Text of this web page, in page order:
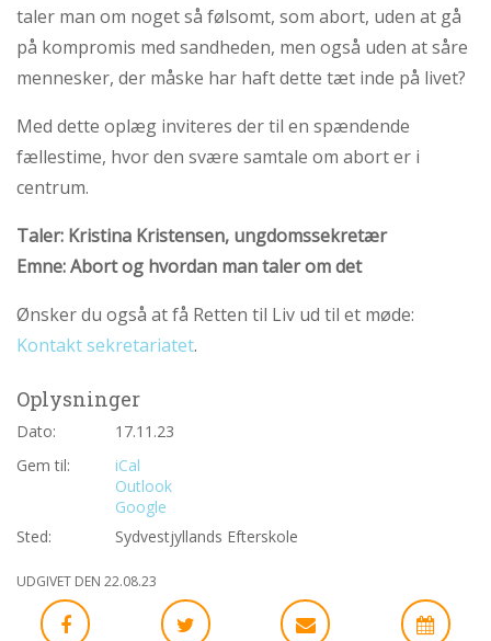
aktioner
2.3:
2.5:
Abortlinien
2.6:
Unge
2.7:
Pro
Life
2.8:
Nyhedsbrev
4.0:
Webshop
taler man om noget så følsomt, som abort, uden at gå
på kompromis med sandheden, men også uden at såre
mennesker, der måske har haft dette tæt inde på livet?
Med dette oplæg inviteres der til en spændende
fællestime, hvor den svære samtale om abort er i
centrum.
Taler: Kristina Kristensen, ungdomssekretær
Emne: Abort og hvordan man taler om det
Ønsker du også at få Retten til Liv ud til et møde:
Kontakt sekretariatet.
Oplysninger
Dato:
17.11.23
Gem til:
iCal
Outlook
Google
Sted:
Sydvestjyllands Efterskole
UDGIVET DEN 22.08.23